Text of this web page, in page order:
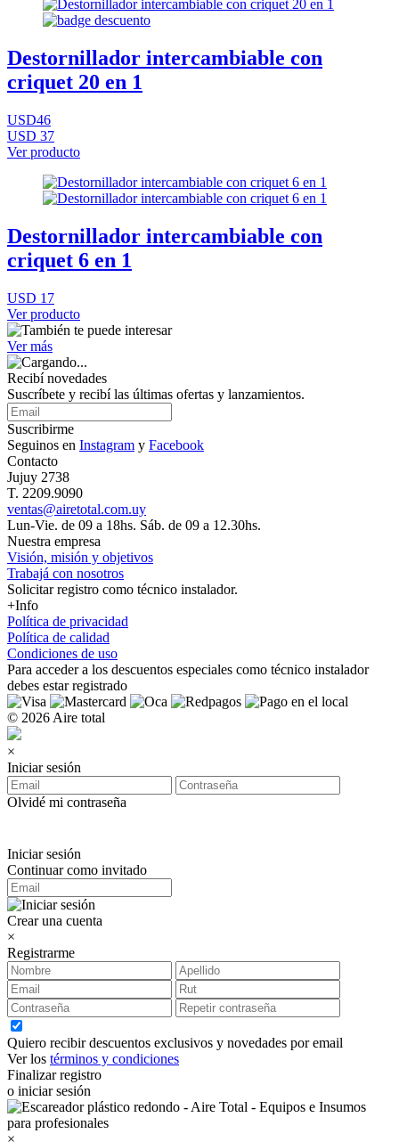
Destornillador intercambiable con
criquet 20 en 1
USD46
USD 37
Ver producto
Destornillador intercambiable con
criquet 6 en 1
USD 17
Ver producto
Ver más
Recibí novedades
Suscríbete y recibí las últimas ofertas y lanzamientos.
Suscribirme
Seguinos en Instagram y Facebook
Contacto
Jujuy 2738
T. 2209.9090
ventas@airetotal.com.uy
Lun-Vie. de 09 a 18hs. Sáb. de 09 a 12.30hs.
Nuestra empresa
Visión, misión y objetivos
Trabajá con nosotros
Solicitar registro como técnico instalador.
+Info
Política de privacidad
Política de calidad
Condiciones de uso
Para acceder a los descuentos especiales como técnico instalador
debes estar registrado
© 2026 Aire total
×
Iniciar sesión
Olvidé mi contraseña
Iniciar sesión
Continuar como invitado
Crear una cuenta
×
Registrarme
Quiero recibir descuentos exclusivos y novedades por email
Ver los términos y condiciones
Finalizar registro
o iniciar sesión
×